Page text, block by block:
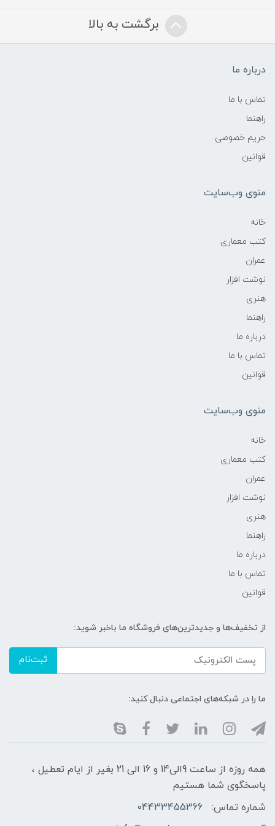
برگشت به بالا
درباره ما
تماس با ما
راهنما
حریم خصوصی
قوانین
منوی وب‌سایت
خانه
کتب معماری
عمران
نوشت افزار
هنری
راهنما
درباره ما
تماس با ما
قوانین
منوی وب‌سایت
خانه
کتب معماری
عمران
نوشت افزار
هنری
راهنما
درباره ما
تماس با ما
قوانین
از تخفیف‌ها و جدیدترین‌های فروشگاه ما باخبر شوید:
ثبت‌نام
ما را در شبکه‌های اجتماعی دنبال کنید:
همه روزه از ساعت 9الی14 و 16 الی 21 بغیر از ایام تعطیل ،
پاسخگوی شما هستیم
شماره تماس:
04433455366